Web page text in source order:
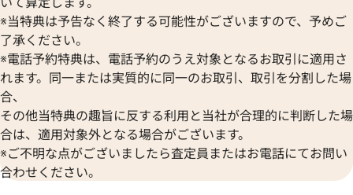
ルイ・ヴィトン モノブラムアンプラント
マレ ハンドバッグ M41044
参考買取価格
ルイ・ヴィトン
ィーヌGM ハンド
参考買取価格
※当特典は予告なく終了する可能性がございますので、予めご
了承ください。
※電話予約特典は、電話予約のうえ対象となるお取引に適用さ
れます。同一または実質的に同一のお取引、取引を分割した場
合、
その他当特典の趣旨に反する利用と当社が合理的に判断した場
合は、適用対象外となる場合がございます。
※ご不明な点がございましたら査定員またはお電話にてお問い
合わせください。